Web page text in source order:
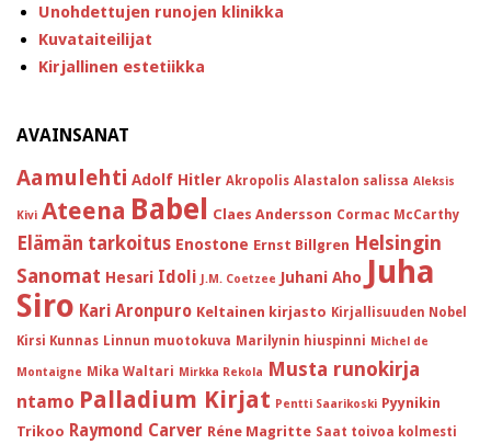
Unohdettujen runojen klinikka
Kuvataiteilijat
Kirjallinen estetiikka
AVAINSANAT
Aamulehti Adolf Hitler Akropolis Alastalon salissa Aleksis
Kivi Ateena Babel Claes Andersson Cormac McCarthy
Elämän tarkoitus Enostone Ernst Billgren Helsingin
Sanomat Hesari Idoli J.M. Coetzee Juhani Aho Juha
Siro Kari Aronpuro Keltainen kirjasto Kirjallisuuden Nobel
Kirsi Kunnas Linnun muotokuva Marilynin hiuspinni Michel de
Montaigne Mika Waltari Mirkka Rekola Musta runokirja
ntamo Palladium Kirjat Pentti Saarikoski Pyynikin
Trikoo Raymond Carver Réne Magritte Saat toivoa kolmesti